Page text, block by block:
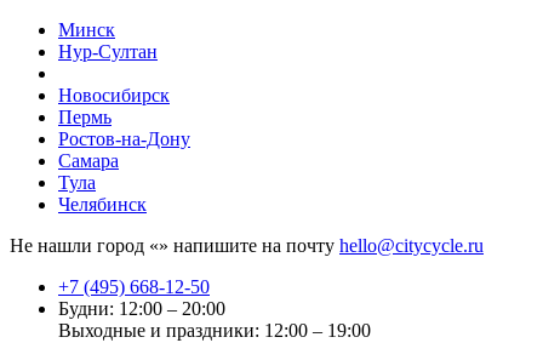
Минск
Нур-Султан
Новосибирск
Пермь
Ростов-на-Дону
Самара
Тула
Челябинск
Не нашли город «» напишите на почту hello@citycycle.ru
+7 (495) 668-12-50
Будни: 12:00 – 20:00
Выходные и праздники: 12:00 – 19:00